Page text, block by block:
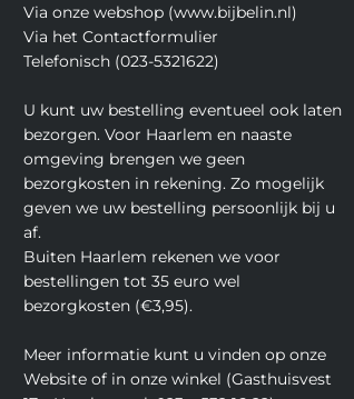
Via onze webshop (www.bijbelin.nl)
Via het Contactformulier
Telefonisch (023-5321622)
U kunt uw bestelling eventueel ook laten
bezorgen. Voor Haarlem en naaste
omgeving brengen we geen
bezorgkosten in rekening. Zo mogelijk
geven we uw bestelling persoonlijk bij u
af.
Buiten Haarlem rekenen we voor
bestellingen tot 35 euro wel
bezorgkosten (€3,95).
Meer informatie kunt u vinden op onze
Website of in onze winkel (Gasthuisvest